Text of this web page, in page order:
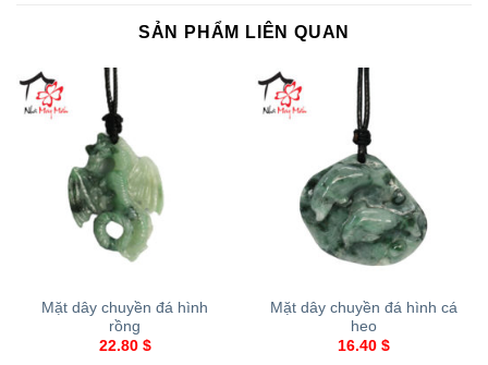
SẢN PHẨM LIÊN QUAN
Mặt dây chuyền đá hình
rồng
22.80 $
Mặt dây chuyền đá hình cá
heo
16.40 $